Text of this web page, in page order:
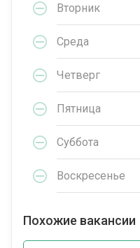
Вторник
Среда
Четверг
Пятница
Суббота
Воскресенье
Похожие вакансии